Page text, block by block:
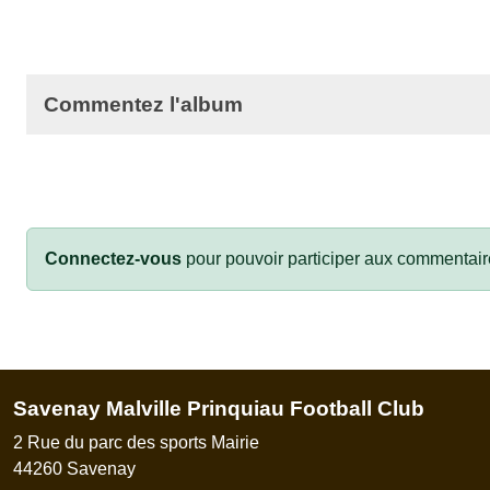
Commentez l'album
Connectez-vous pour pouvoir participer aux
Savenay Malville Prinquiau Football Club
2 Rue du parc des sports Mairie
44260 Savenay